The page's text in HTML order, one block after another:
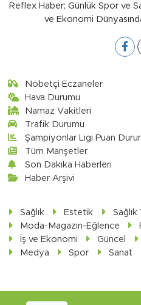
Reflex Haber; Günlük Spor ve
ve Ekonomi
Nöbetçi Eczaneler
Hava Durumu
Namaz Vakitleri
Trafik Durumu
Şampiyonlar Ligi Puan
Tüm Manşetler
Son Dakika Haberleri
Haber Arşivi
Sağlık Estetik
Moda-Magazin-Eğlence
İş ve Ekonomi
Güncel
Medya
Spor Sanat